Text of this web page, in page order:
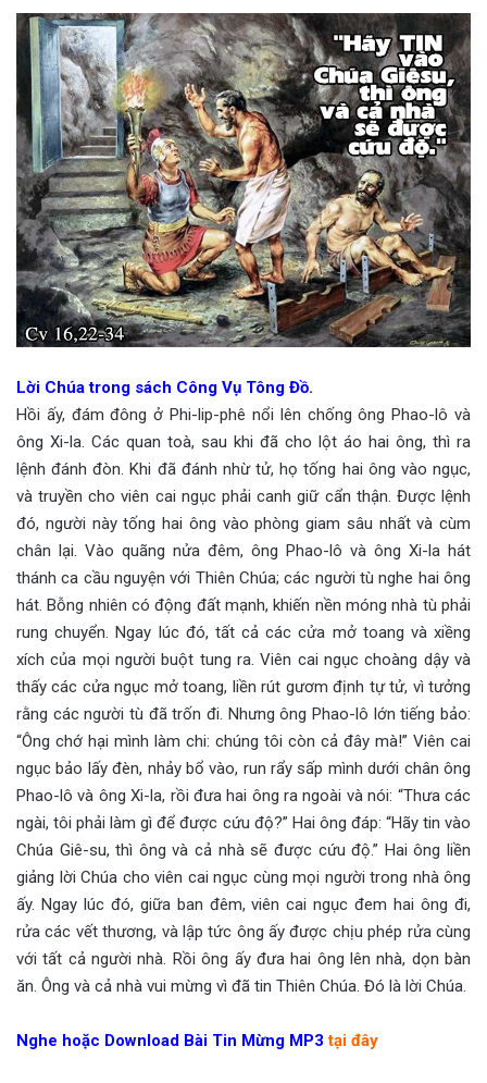
Lời Chúa trong sách Công Vụ Tông Đồ.
Hồi ấy, đám đông ở Phi-lip-phê nổi lên chống ông Phao-lô và
ông Xi-la. Các quan toà, sau khi đã cho lột áo hai ông, thì ra
lệnh đánh đòn. Khi đã đánh nhừ tử, họ tống hai ông vào ngục,
và truyền cho viên cai ngục phải canh giữ cẩn thận. Được lệnh
đó, người này tống hai ông vào phòng giam sâu nhất và cùm
chân lại. Vào quãng nửa đêm, ông Phao-lô và ông Xi-la hát
thánh ca cầu nguyện với Thiên Chúa; các người tù nghe hai ông
hát. Bỗng nhiên có động đất mạnh, khiến nền móng nhà tù phải
rung chuyển. Ngay lúc đó, tất cả các cửa mở toang và xiềng
xích của mọi người buột tung ra. Viên cai ngục choàng dậy và
thấy các cửa ngục mở toang, liền rút gươm định tự tử, vì tưởng
rằng các người tù đã trốn đi. Nhưng ông Phao-lô lớn tiếng bảo:
“Ông chớ hại mình làm chi: chúng tôi còn cả đây mà!” Viên cai
ngục bảo lấy đèn, nhảy bổ vào, run rẩy sấp mình dưới chân ông
Phao-lô và ông Xi-la, rồi đưa hai ông ra ngoài và nói: “Thưa các
ngài, tôi phải làm gì để được cứu độ?” Hai ông đáp: “Hãy tin vào
Chúa Giê-su, thì ông và cả nhà sẽ được cứu độ.” Hai ông liền
giảng lời Chúa cho viên cai ngục cùng mọi người trong nhà ông
ấy. Ngay lúc đó, giữa ban đêm, viên cai ngục đem hai ông đi,
rửa các vết thương, và lập tức ông ấy được chịu phép rửa cùng
với tất cả người nhà. Rồi ông ấy đưa hai ông lên nhà, dọn bàn
ăn. Ông và cả nhà vui mừng vì đã tin Thiên Chúa. Đó là lời Chúa.
Nghe hoặc Download Bài Tin Mừng MP3tại đây